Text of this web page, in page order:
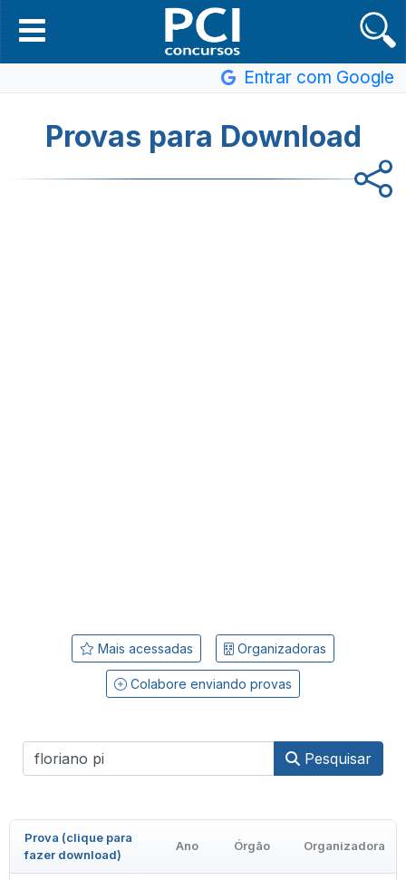
Entrar com Google
Provas para Download
Mais acessadas Organizadoras
Colabore enviando provas
Pesquisar
Prova (clique para
fazer download)
Ano Órgão Organizadora